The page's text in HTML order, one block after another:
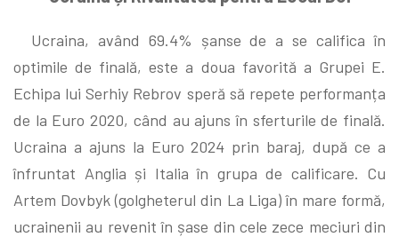
Ucraina, având 69.4% șanse de a se califica în
optimile de finală, este a doua favorită a Grupei E.
Echipa lui Serhiy Rebrov speră să repete performanța
de la Euro 2020, când au ajuns în sferturile de finală.
Ucraina a ajuns la Euro 2024 prin baraj, după ce a
înfruntat Anglia și Italia în grupa de calificare. Cu
Artem Dovbyk (golgheterul din La Liga) în mare formă,
ucrainenii au revenit în șase din cele zece meciuri din